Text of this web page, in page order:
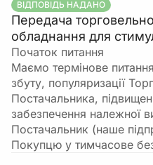
ВІДПОВІДЬ НАДАНО
Передача
обладнання для
Початок питання
Маємо термінове
збуту, популяризації
Постачальника,
забезпечення належної
Постачальник (наше
Покупцю у тимчасове